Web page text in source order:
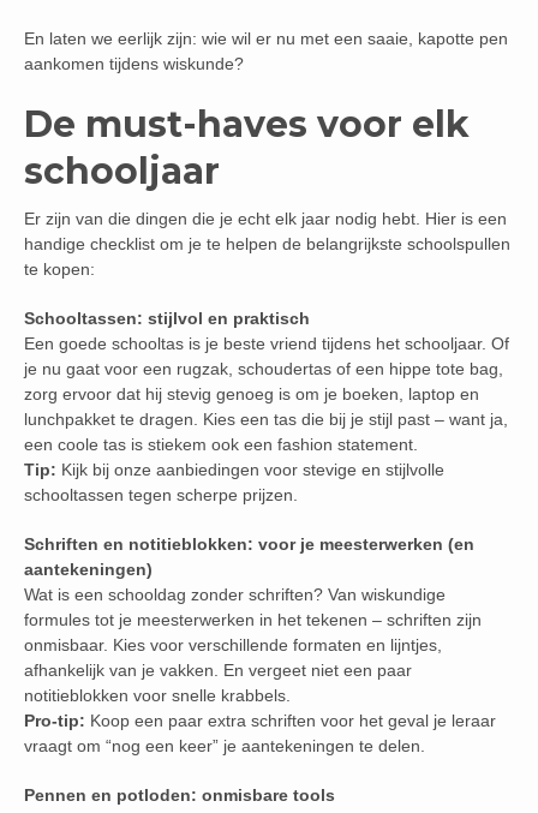
En laten we eerlijk zijn: wie wil er nu met een saaie, kapotte pen
aankomen tijdens wiskunde?
De must-haves voor elk
schooljaar
Er zijn van die dingen die je echt elk jaar nodig hebt. Hier is een
handige checklist om je te helpen de belangrijkste schoolspullen
te kopen:
Schooltassen: stijlvol en praktisch
Een goede schooltas is je beste vriend tijdens het schooljaar. Of
je nu gaat voor een rugzak, schoudertas of een hippe tote bag,
zorg ervoor dat hij stevig genoeg is om je boeken, laptop en
lunchpakket te dragen. Kies een tas die bij je stijl past – want ja,
een coole tas is stiekem ook een fashion statement.
Tip: Kijk bij onze aanbiedingen voor stevige en stijlvolle
schooltassen tegen scherpe prijzen.
Schriften en notitieblokken: voor je meesterwerken (en
aantekeningen)
Wat is een schooldag zonder schriften? Van wiskundige
formules tot je meesterwerken in het tekenen – schriften zijn
onmisbaar. Kies voor verschillende formaten en lijntjes,
afhankelijk van je vakken. En vergeet niet een paar
notitieblokken voor snelle krabbels.
Pro-tip: Koop een paar extra schriften voor het geval je leraar
vraagt om “nog een keer” je aantekeningen te delen.
Pennen en potloden: onmisbare tools